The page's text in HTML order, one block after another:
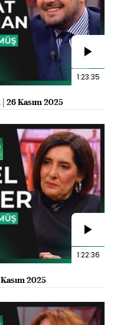
1:23:35
26 Kasım 2025
1:22:36
2025